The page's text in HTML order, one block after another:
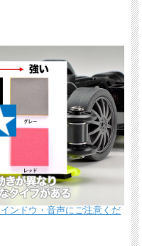
ンドウ・音声にご注意くだ